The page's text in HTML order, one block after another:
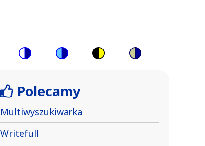
color
theme
blue
theme
theme
Polecamy
Multiwyszukiwarka
Writefull